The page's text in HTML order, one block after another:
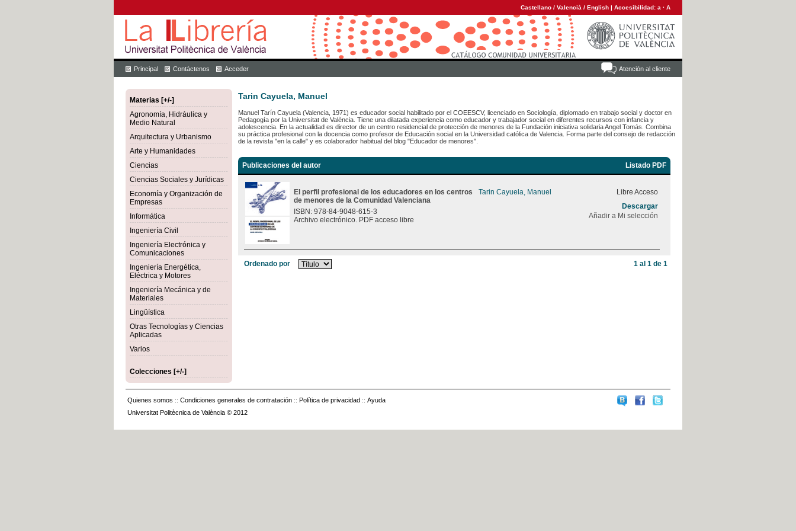
Castellano / Valencià / English | Accesibilidad: a · A
Atención al cliente
Principal Contáctenos Acceder
Materias [+/-]
Agronomía, Hidráulica y
Medio Natural
Arquitectura y Urbanismo
Arte y Humanidades
Ciencias
Ciencias Sociales y Jurídicas
Economía y Organización de
Empresas
Informática
Ingeniería Civil
Ingeniería Electrónica y
Comunicaciones
Ingeniería Energética,
Eléctrica y Motores
Ingeniería Mecánica y de
Materiales
Lingüística
Otras Tecnologías y Ciencias
Aplicadas
Varios
Colecciones [+/-]
Tarin Cayuela, Manuel
Manuel Tarín Cayuela (Valencia, 1971) es educador social habilitado por el COEESCV, licenciado en Sociología, diplomado en trabajo social y doctor en
Pedagogía por la Universitat de València. Tiene una dilatada experiencia como educador y trabajador social en diferentes recursos con infancia y
adolescencia. En la actualidad es director de un centro residencial de protección de menores de la Fundación iniciativa solidaria Angel Tomás. Combina
su práctica profesional con la docencia como profesor de Educación social en la Universidad católica de Valencia. Forma parte del consejo de redacción
de la revista "en la calle" y es colaborador habitual del blog "Educador de menores".
Publicaciones del autor Listado PDF
El perfil profesional de los educadores en los centros
de menores de la Comunidad Valenciana
ISBN: 978-84-9048-615-3
Archivo electrónico. PDF acceso libre
Tarin Cayuela, Manuel
Libre Acceso
Descargar
Añadir a Mi selección
Ordenado por 1 al 1 de 1
Quienes somos :: Condiciones generales de contratación :: Política de privacidad :: Ayuda
Universitat Politècnica de València © 2012